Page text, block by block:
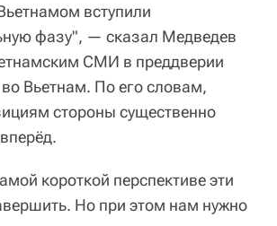
вступили
фазу", — сказал Медведев
СМИ в преддверии
Вьетнам. По его словам,
стороны существенно
короткой перспективе эти
Но при этом нам нужно